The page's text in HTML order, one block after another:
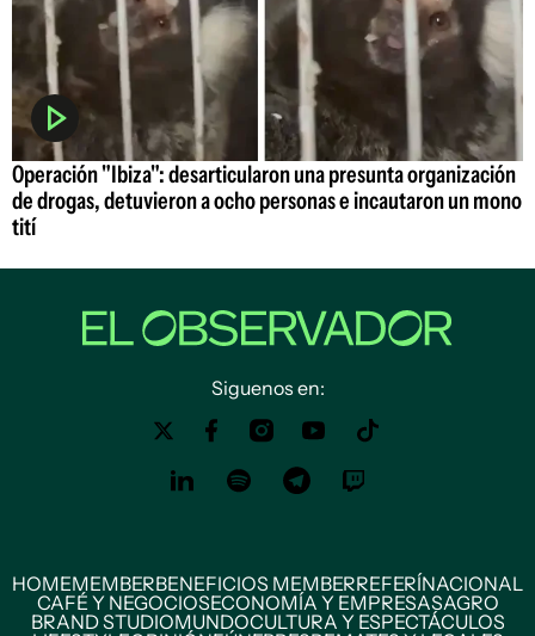
Operación "Ibiza": desarticularon una presunta organización
de drogas, detuvieron a ocho personas e incautaron un mono
tití
Siguenos en:
HOMEMEMBERBENEFICIOS MEMBERREFERÍNACIONAL
CAFÉ Y NEGOCIOSECONOMÍA Y EMPRESASAGRO
BRAND STUDIOMUNDOCULTURA Y ESPECTÁCULOS